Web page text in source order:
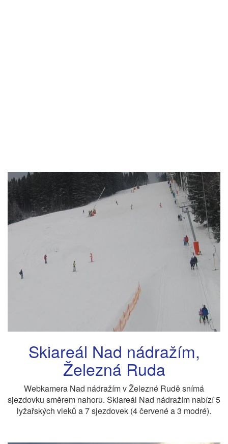
Skiareál Nad nádražím,
Železná Ruda
Webkamera Nad nádražím v Železné Rudě snímá
sjezdovku směrem nahoru. Skiareál Nad nádražím nabízí 5
lyžařských vleků a 7 sjezdovek (4 červené a 3 modré).